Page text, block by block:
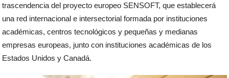
trascendencia del proyecto europeo SENSOFT, que establecerá
una red internacional e intersectorial formada por instituciones
académicas, centros tecnológicos y pequeñas y medianas
empresas europeas, junto con instituciones académicas de los
Estados Unidos y Canadá.